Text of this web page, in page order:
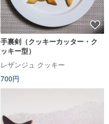
手裏剣（クッキーカッター・ク
ッキー型）
レザンジュ クッキー
700円